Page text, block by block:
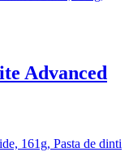
Advanced